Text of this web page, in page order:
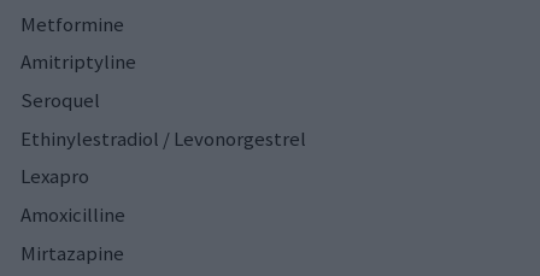
Metformine
Amitriptyline
Seroquel
Ethinylestradiol / Levonorgestrel
Lexapro
Amoxicilline
Mirtazapine